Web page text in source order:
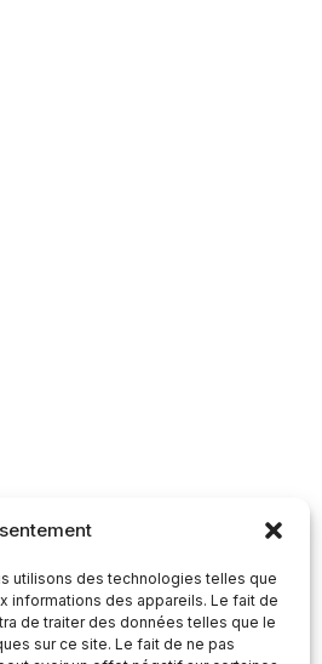
utilisons des technologies telles que
informations des appareils. Le fait de
de traiter des données telles que le
sur ce site. Le fait de ne pas